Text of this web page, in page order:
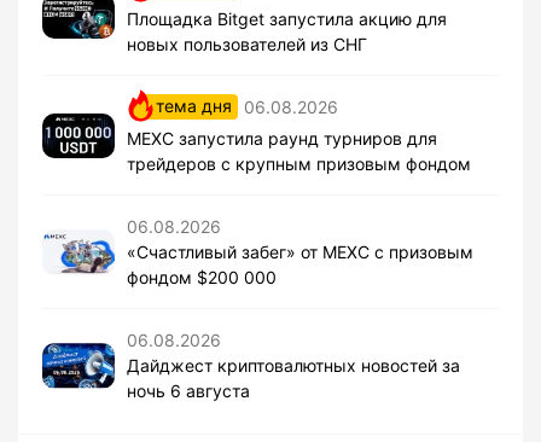
Площадка Bitget запустила акцию для
новых пользователей из СНГ
тема дня
06.08.2026
MEXC запустила раунд турниров для
трейдеров с крупным призовым фондом
06.08.2026
«Счастливый забег» от MEXC с призовым
фондом $200 000
06.08.2026
Дайджест криптовалютных новостей за
ночь 6 августа